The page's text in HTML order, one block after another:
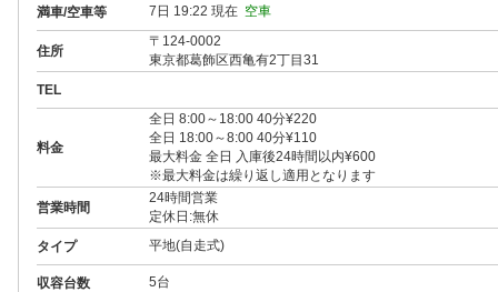
満車/空車等 7日 19:22 現在 空車
住所
〒124-0002
東京都葛飾区西亀有2丁目31
TEL
料金
全日 8:00～18:00 40分¥220
全日 18:00～8:00 40分¥110
最大料金 全日 入庫後24時間以内¥600
※最大料金は繰り返し適用となります
営業時間
24時間営業
定休日:無休
タイプ
平地(自走式)
収容台数 5台